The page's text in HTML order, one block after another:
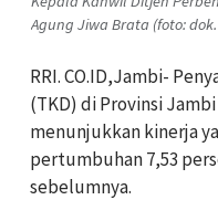
Agung Jiwa Brata (foto:
RRI. CO.ID,Jambi-
(TKD) di Provinsi
menunjukkan kinerja
pertumbuhan 7,53
sebelumnya.